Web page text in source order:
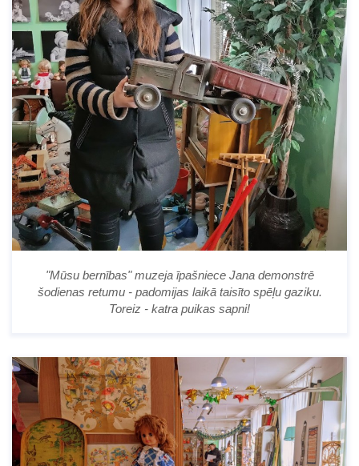
"Mūsu bernības" muzeja īpašniece Jana demonstrē
šodienas retumu - padomijas laikā taisīto spēļu gaziku.
Toreiz - katra puikas sapni!